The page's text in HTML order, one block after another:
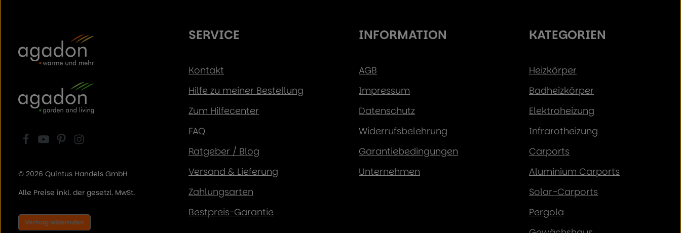
© 2026 Quintus Handels GmbH
Alle Preise inkl. der gesetzl. MwSt.
Vertrag widerrufen
SERVICE
Kontakt
Hilfe zu meiner Bestellung
Zum Hilfecenter
FAQ
Ratgeber / Blog
Versand & Lieferung
Zahlungsarten
Bestpreis-Garantie
INFORMATION
AGB
Impressum
Datenschutz
Widerrufsbelehrung
Garantiebedingungen
Unternehmen
KATEGORIEN
Heizkörper
Badheizkörper
Elektroheizung
Infrarotheizung
Carports
Aluminium Carports
Solar-Carports
Pergola